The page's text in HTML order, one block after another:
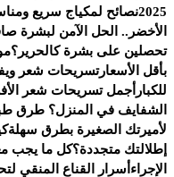
2025نصائح لمكياج سريع
الأخضر.. الحل الآمن لبشرة
تحصلين على بشرة كالحرير؟
بأقل الأسعارتسريحات شعر
للكبار أجمل تسريحات شعر
الشفايف في المنزل؟ طرق
لأميرتك الصغيرة بطرق سهلة
إطلالتك متجددة؟كل ما يجب
الإجراء أسرار القناع المنقي